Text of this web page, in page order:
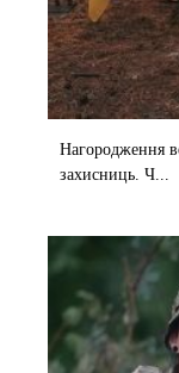
Нагородження
захисниць. Ч...